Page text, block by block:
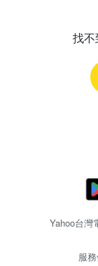
找不
Yahoo台灣
服